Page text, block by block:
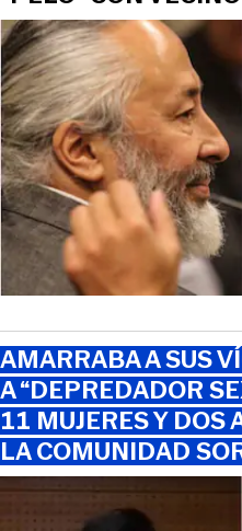
AMARRABA A SUS
A “DEPREDADOR
11 MUJERES Y DOS
LA COMUNIDAD